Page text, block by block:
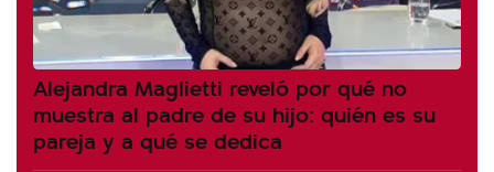
Alejandra Maglietti reveló por qué no
muestra al padre de su hijo: quién es su
pareja y a qué se dedica